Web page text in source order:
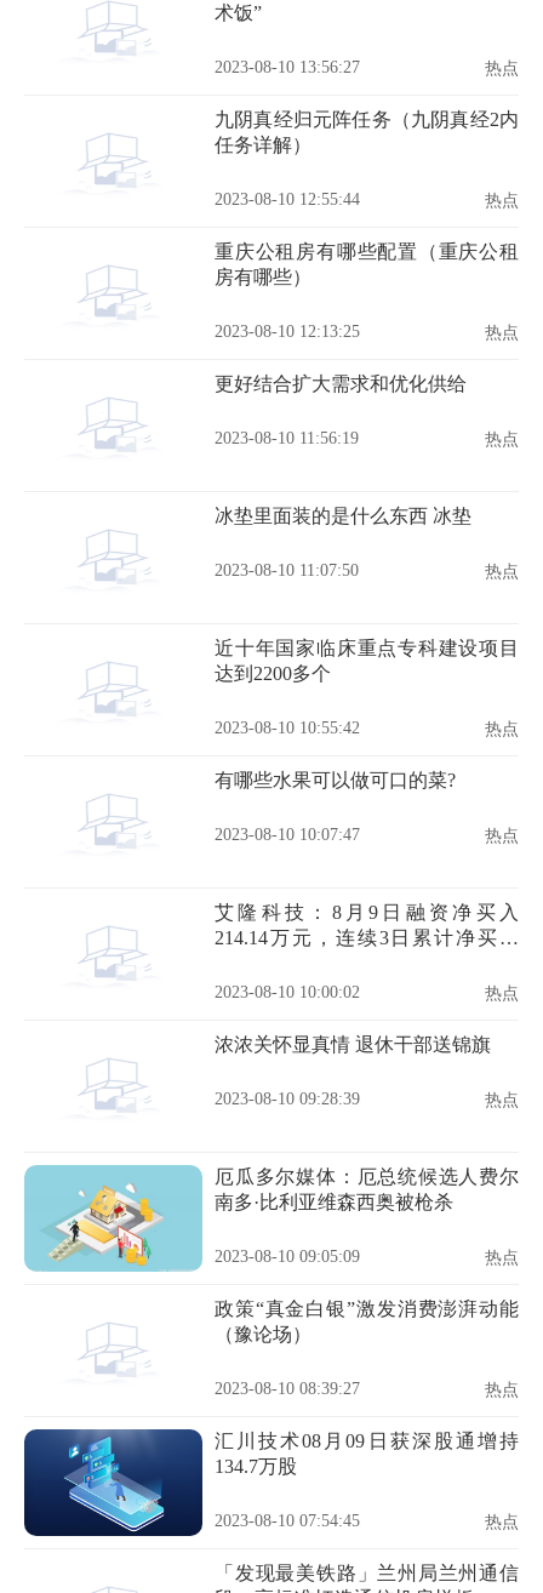
术饭”
2023-08-10 13:56:27 热点
九阴真经归元阵任务（九阴真经2内
任务详解）
2023-08-10 12:55:44 热点
重庆公租房有哪些配置（重庆公租
房有哪些）
2023-08-10 12:13:25 热点
更好结合扩大需求和优化供给
2023-08-10 11:56:19 热点
冰垫里面装的是什么东西 冰垫
2023-08-10 11:07:50 热点
近十年国家临床重点专科建设项目
达到2200多个
2023-08-10 10:55:42 热点
有哪些水果可以做可口的菜?
2023-08-10 10:07:47 热点
艾隆科技：8月9日融资净买入
214.14万元，连续3日累计净买入
2023-08-10 10:00:02 热点
浓浓关怀显真情 退休干部送锦旗
2023-08-10 09:28:39 热点
厄瓜多尔媒体：厄总统候选人费尔
南多·比利亚维森西奥被枪杀
2023-08-10 09:05:09 热点
政策“真金白银”激发消费澎湃动能
（豫论场）
2023-08-10 08:39:27 热点
汇川技术08月09日获深股通增持
134.7万股
2023-08-10 07:54:45 热点
「发现最美铁路」兰州局兰州通信